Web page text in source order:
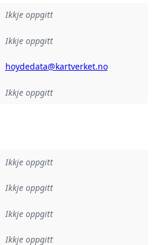
Ikkje oppgitt
Ikkje oppgitt
hoydedata@kartverket.no
Ikkje oppgitt
Ikkje oppgitt
:
Ikkje oppgitt
Ikkje oppgitt
:
Ikkje oppgitt